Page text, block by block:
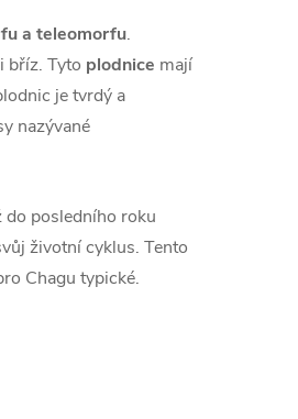
a teleomorfu.
bříz. Tyto plodnice mají
je tvrdý a
nazývané
do posledního roku
životní cyklus. Tento
Chagu typické.